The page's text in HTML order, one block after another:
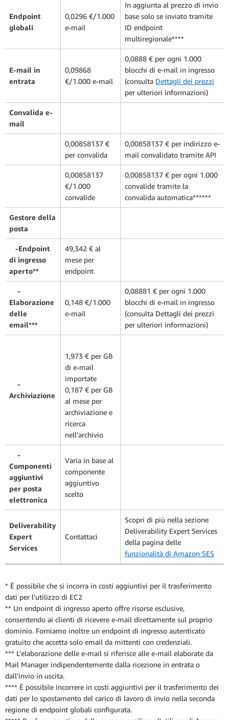
Endpoint
globali
0,0296 €/1.000
e-mail
In aggiunta al prezzo di invio
base solo se inviato tramite
ID endpoint
multiregionale****
E-mail in
entrata
0,09868
€/1.000 e-mail
0,0888 € per ogni 1.000
blocchi di e-mail in ingresso
(consulta Dettagli dei prezzi
per ulteriori informazioni)
Convalida e-
mail
0,00858137 €
per convalida
0,00858137 € per indirizzo e-
mail convalidato tramite API
0,00858137
€/1.000
convalide
0,00858137 € per ogni 1.000
convalide tramite la
convalida automatica******
Gestore della
posta
-Endpoint
di ingresso
aperto**
49,342 € al
mese per
endpoint
-
Elaborazione
delle
email***
0,148 €/1.000
e-mail
0,08881 € per ogni 1.000
blocchi di e-mail in ingresso
(consulta Dettagli dei prezzi
per ulteriori informazioni)
-
Archiviazione
1,973 € per GB
di e-mail
importate
0,187 € per GB
al mese per
archiviazione e
ricerca
nell'archivio
-
Componenti
aggiuntivi
per posta
elettronica
Varia in base al
componente
aggiuntivo
scelto
Deliverability
Expert
Services
Contattaci
Scopri di più nella sezione
Deliverability Expert Services
della pagina delle
funzionalità di Amazon SES
* È possibile che si incorra in costi aggiuntivi per il trasferimento
dati per l'utilizzo di EC2
** Un endpoint di ingresso aperto offre risorse esclusive,
consentendo ai clienti di ricevere e-mail direttamente sul proprio
dominio. Forniamo inoltre un endpoint di ingresso autenticato
gratuito che accetta solo email da mittenti con credenziali.
*** L'elaborazione delle e-mail si riferisce alle e-mail elaborate da
Mail Manager indipendentemente dalla ricezione in entrata o
dall'invio in uscita.
**** È possibile incorrere in costi aggiuntivi per il trasferimento dei
dati per lo spostamento del carico di lavoro di invio nella seconda
regione di endpoint globali configurata.